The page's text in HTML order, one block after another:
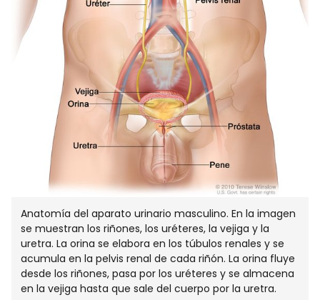
Anatomía del aparato urinario masculino. En la imagen
se muestran los riñones, los uréteres, la vejiga y la
uretra. La orina se elabora en los túbulos renales y se
acumula en la pelvis renal de cada riñón. La orina fluye
desde los riñones, pasa por los uréteres y se almacena
en la vejiga hasta que sale del cuerpo por la uretra.